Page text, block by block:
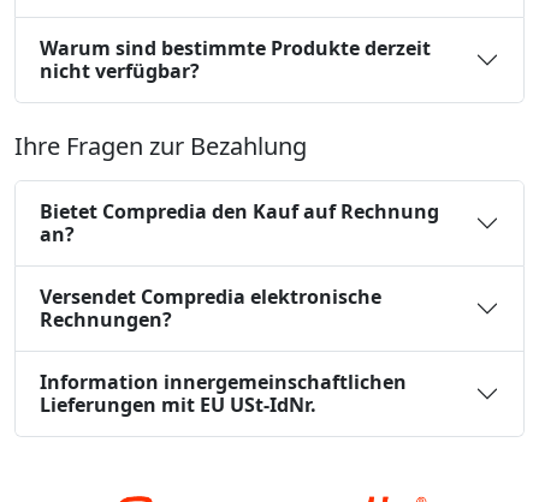
Warum sind bestimmte Produkte derzeit
nicht verfügbar?
Ihre Fragen zur Bezahlung
Bietet Compredia den Kauf auf Rechnung
an?
Versendet Compredia elektronische
Rechnungen?
Information innergemeinschaftlichen
Lieferungen mit EU USt-IdNr.